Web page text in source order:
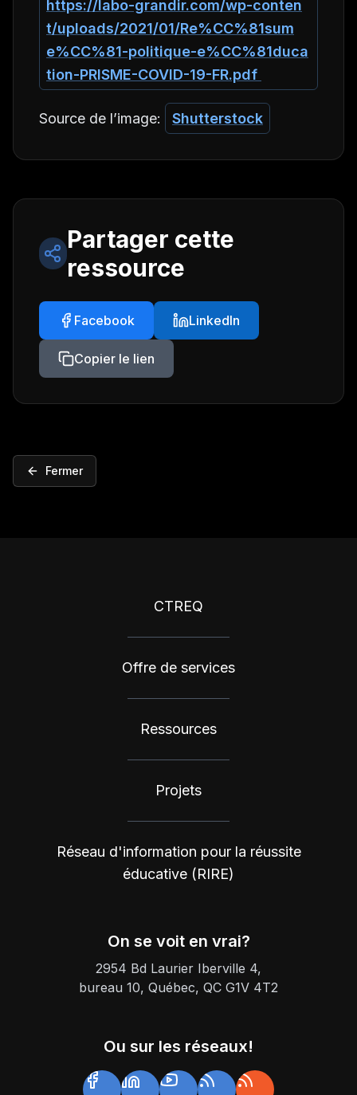
https://labo-grandir.com/wp-conten
t/uploads/2021/01/Re%CC%81sum
e%CC%81-politique-e%CC%81duca
tion-PRISME-COVID-19-FR.pdf
Source de l’image: Shutterstock
Partager cette
ressource
Facebook LinkedIn
Copier le lien
Fermer
CTREQ
Offre de services
Ressources
Projets
Réseau d'information pour la réussite
éducative (RIRE)
On se voit en vrai?
2954 Bd Laurier Iberville 4,
bureau 10, Québec, QC G1V 4T2
Ou sur les réseaux!